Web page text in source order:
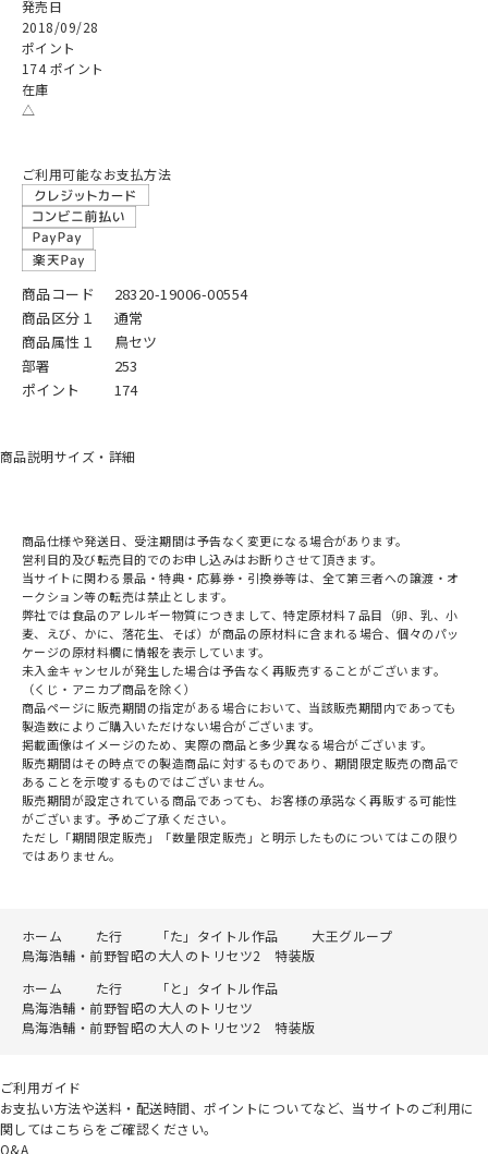
発売日
2018/09/28
ポイント
174 ポイント
在庫
△
ご利用可能なお支払方法
商品コード
28320-19006-00554
商品区分１
通常
商品属性１
鳥セツ
部署
253
ポイント
174
商品説明サイズ・詳細
商品仕様や発送日、受注期間は予告なく変更になる場合があります。
営利目的及び転売目的でのお申し込みはお断りさせて頂きます。
当サイトに関わる景品・特典・応募券・引換券等は、全て第三者への譲渡・オ
ークション等の転売は禁止とします。
弊社では食品のアレルギー物質につきまして、特定原材料７品目（卵、乳、小
麦、えび、かに、落花生、そば）が商品の原材料に含まれる場合、個々のパッ
ケージの原材料欄に情報を表示しています。
未入金キャンセルが発生した場合は予告なく再販売することがございます。
（くじ・アニカプ商品を除く）
商品ページに販売期間の指定がある場合において、当該販売期間内であっても
製造数によりご購入いただけない場合がございます。
掲載画像はイメージのため、実際の商品と多少異なる場合がございます。
販売期間はその時点での製造商品に対するものであり、期間限定販売の商品で
あることを示唆するものではございません。
販売期間が設定されている商品であっても、お客様の承諾なく再販する可能性
がございます。予めご了承ください。
ただし「期間限定販売」「数量限定販売」と明示したものについてはこの限り
ではありません。
ホーム た行 「た」タイトル作品
大王グループ
鳥海浩輔・前野智昭の大人のトリセツ2 特装版
ホーム
た行
「と」タイトル作品
鳥海浩輔・前野智昭の大人のトリセツ
鳥海浩輔・前野智昭の大人のトリセツ2 特装版
ご利用ガイド
お支払い方法や送料・配送時間、ポイントについてなど、当サイトのご利用に
関してはこちらをご確認ください。
Q&A